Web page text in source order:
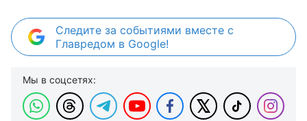
Следите за событиями вместе с
Главредом в Google!
Мы в соцсетях: